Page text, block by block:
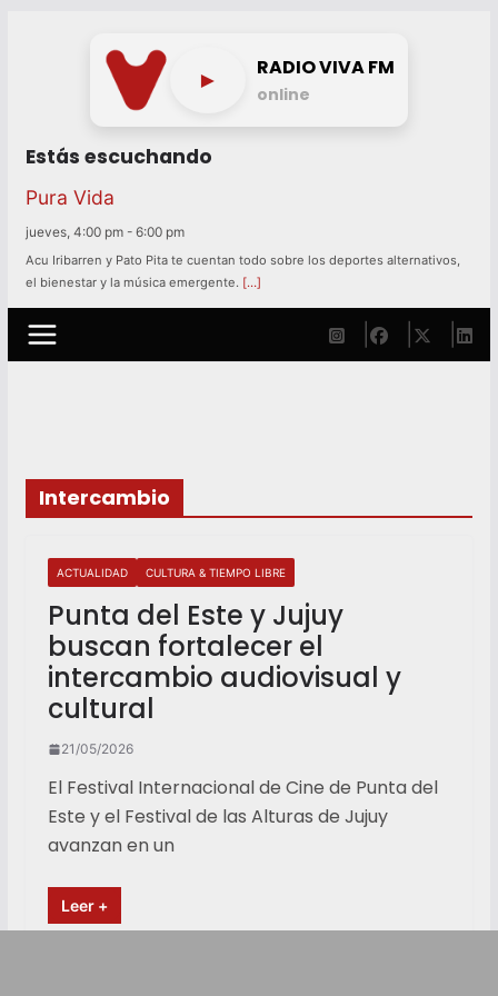
► RADIO VIVA FM
online
Estás escuchando
Pura Vida
jueves, 4:00 pm - 6:00 pm
Acu Iribarren y Pato Pita te cuentan todo sobre los deportes alternativos,
el bienestar y la música emergente. […]
Intercambio
ACTUALIDAD CULTURA & TIEMPO LIBRE
Punta del Este y Jujuy
buscan fortalecer el
intercambio audiovisual y
cultural
21/05/2026
El Festival Internacional de Cine de Punta del
Este y el Festival de las Alturas de Jujuy
avanzan en un
Leer +